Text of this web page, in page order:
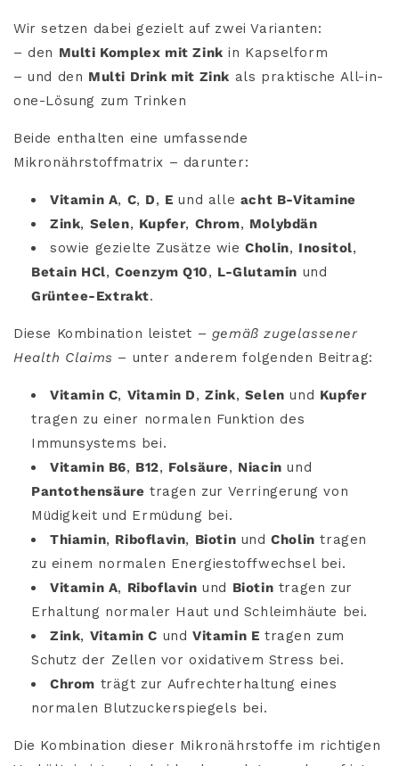
Wir setzen dabei gezielt auf zwei Varianten:
– den Multi Komplex mit Zink in Kapselform
– und den Multi Drink mit Zink als praktische All-in-
one-Lösung zum Trinken
Beide enthalten eine umfassende
Mikronährstoffmatrix – darunter:
Vitamin A, C, D, E und alle acht B-Vitamine
Zink, Selen, Kupfer, Chrom, Molybdän
sowie gezielte Zusätze wieCholin, Inositol,
Betain HCl,Coenzym Q10, L-Glutamin und
Grüntee-Extrakt.
Diese Kombination leistet – gemäß zugelassener
Health Claims – unter anderem folgenden Beitrag:
Vitamin C, Vitamin D,Zink, Selen und Kupfer
tragen zu einer normalen Funktion des
Immunsystems bei.
Vitamin B6, B12, Folsäure, Niacin und
Pantothensäure tragen zur Verringerung von
Müdigkeit und Ermüdung bei.
Thiamin, Riboflavin, Biotin undCholin tragen
zu einem normalen Energiestoffwechsel bei.
Vitamin A, Riboflavin und Biotin tragen zur
Erhaltung normaler Haut und Schleimhäute bei.
Zink, Vitamin C undVitamin E tragen zum
Schutz der Zellen vor oxidativem Stress bei.
Chrom trägt zur Aufrechterhaltung eines
normalen Blutzuckerspiegels bei.
Die Kombination dieser Mikronährstoffe im richtigen